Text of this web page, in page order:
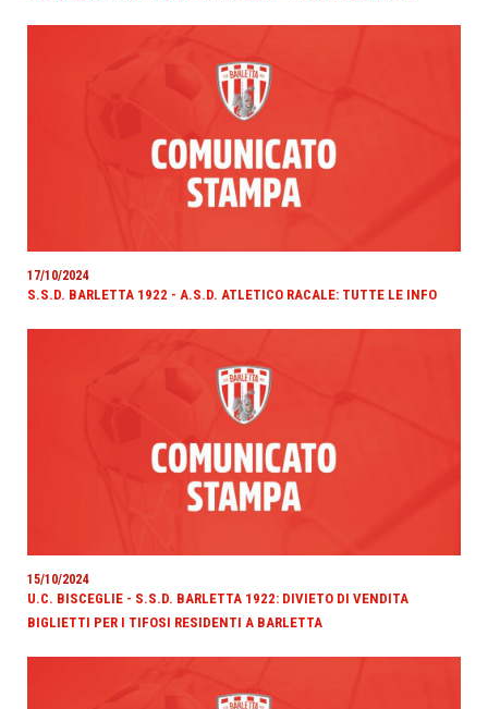
17/10/2024
S.S.D. BARLETTA 1922 - A.S.D. ATLETICO RACALE: TUTTE LE INFO
15/10/2024
U.C. BISCEGLIE - S.S.D. BARLETTA 1922: DIVIETO DI VENDITA
BIGLIETTI PER I TIFOSI RESIDENTI A BARLETTA